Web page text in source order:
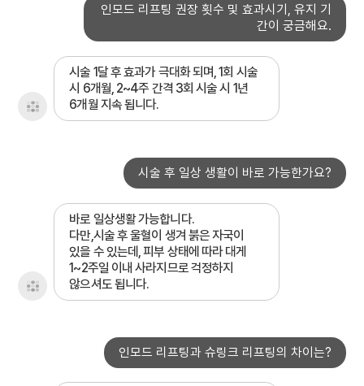
인모드 리프팅 권장 횟수 및 효과시기, 유지 기
간이 궁금해요.
시술 1달 후 효과가 극대화 되며, 1회 시술
시 6개월, 2~4주 간격 3회 시술 시 1년
6개월 지속 됩니다.
시술 후 일상 생활이 바로 가능한가요?
바로 일상생활 가능합니다.
다만,시술 후 울혈이 생겨 붉은 자국이
있을 수 있는데, 피부 상태에 따라 대게
1~2주일 이내 사라지므로 걱정하지
않으셔도 됩니다.
인모드 리프팅과 슈링크 리프팅의 차이는?